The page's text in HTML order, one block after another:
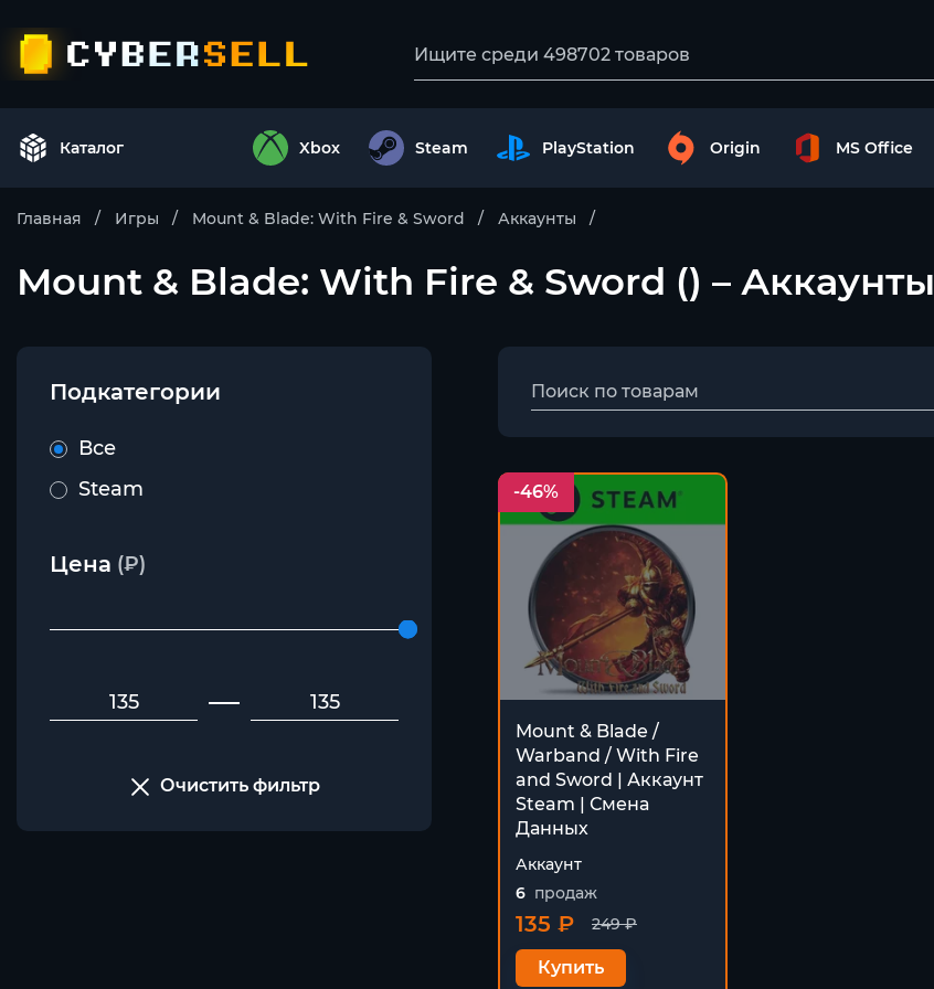
Каталог Xbox Steam PlayStation Origin MS Office
Главная Игры Mount & Blade: With Fire & Sword Аккаунты
Mount & Blade: With Fire & Sword () – Аккаунты
Подкатегории
Все
Steam
Цена (₽)
Очистить фильтр
-46%
Mount & Blade /
Warband / With Fire
and Sword | Аккаунт
Steam | Смена
Данных
Аккаунт
6 продаж
249 ₽
135 ₽
Купить